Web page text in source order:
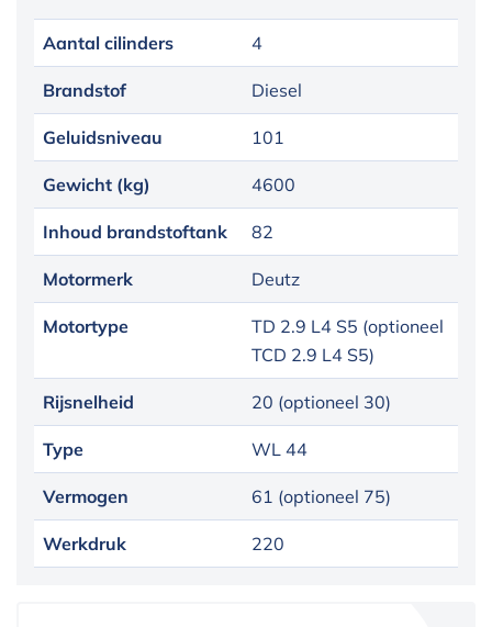
Aantal cilinders 4
Brandstof Diesel
Geluidsniveau 101
Gewicht (kg) 4600
Inhoud brandstoftank 82
Motormerk Deutz
Motortype
TD 2.9 L4 S5 (optioneel
TCD 2.9 L4 S5)
Rijsnelheid 20 (optioneel 30)
Type WL 44
Vermogen 61 (optioneel 75)
Werkdruk 220